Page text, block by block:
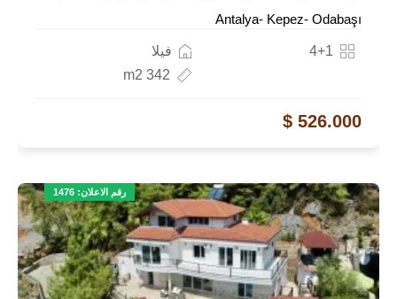
Antalya- Kepez- Odabaşı
فيلا
4+1
342 m2
526.000 $
رقم الاعلان: 1476